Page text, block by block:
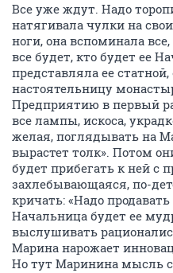
Все уже ждут. Надо
натягивала чулки на
ноги, она вспоминала
все будет, кто будет ее
представляла ее
настоятельницу
Предприятию в первый
все лампы, искоса,
желая, поглядывать на
вырастет толк». Потом
будет прибегать к ней с
захлебывающаяся, по-
кричать: «Надо
Начальница будет ее
выслушивать
Марина нарожает
Но тут Маринина мысль